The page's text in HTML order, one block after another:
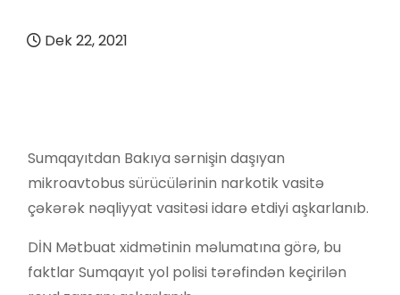
Dek 22, 2021
Sumqayıtdan Bakıya sərnişin daşıyan
mikroavtobus sürücülərinin narkotik vasitə
çəkərək nəqliyyat vasitəsi idarə etdiyi aşkarlanıb.
DİN Mətbuat xidmətinin məlumatına görə, bu
faktlar Sumqayıt yol polisi tərəfindən keçirilən